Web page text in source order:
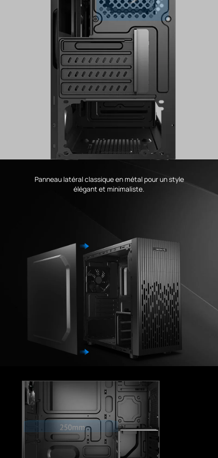
Panneau latéral classique en métal pour un style
élégant et minimaliste.